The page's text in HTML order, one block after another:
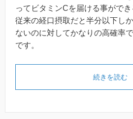
ってビタミンCを届ける事ができ
従来の経口摂取だと半分以下し
ないのに対してかなりの高確率
です。
続きを読む